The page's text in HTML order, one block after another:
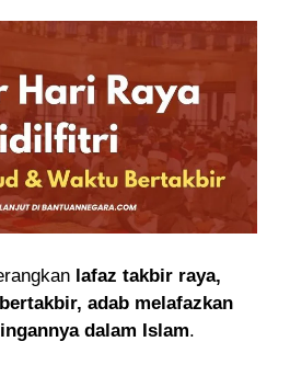
lafaz takbir raya,
adab melafazkan
dalam Islam.